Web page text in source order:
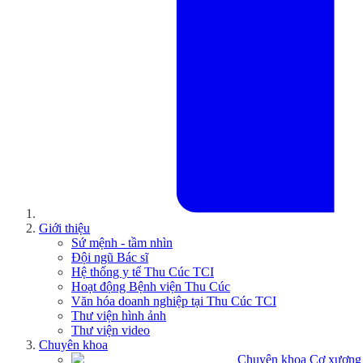
Giới thiệu
Sứ mệnh - tầm nhìn
Đội ngũ Bác sĩ
Hệ thống y tế Thu Cúc TCI
Hoạt động Bệnh viện Thu Cúc
Văn hóa doanh nghiệp tại Thu Cúc TCI
Thư viện hình ảnh
Thư viện video
Chuyên khoa
Chuyên khoa Cơ